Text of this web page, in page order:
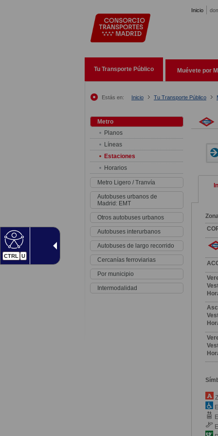
CTRL U
Inicio
Tu Transporte Público Muévete por
Estás en: Inicio Tu Transporte Público
Metro
Planos
Líneas
Estaciones
Horarios
Metro Ligero / Tranvía
Autobuses urbanos de
Madrid: EMT
Otros autobuses urbanos
Autobuses interurbanos
Autobuses de largo recorrido
Cercanías ferroviarias
Por municipio
Intermodalidad